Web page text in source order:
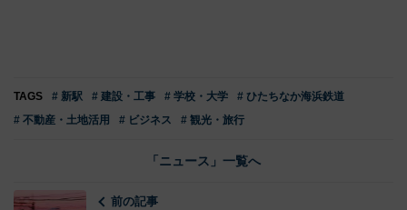
TAGS # 新駅 # 建設・工事 # 学校・大学
# ひたちなか海浜鉄道
# 不動産・土地活用
# ビジネス # 観光・旅行
「ニュース」一覧へ
前の記事